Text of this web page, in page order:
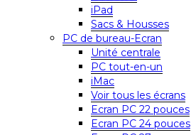
iPad
Sacs & Housses
PC de bureau-Ecran
Unité centrale
PC tout-en-un
iMac
Voir tous les écrans
Ecran PC 22 pouces
Ecran PC 24 pouces